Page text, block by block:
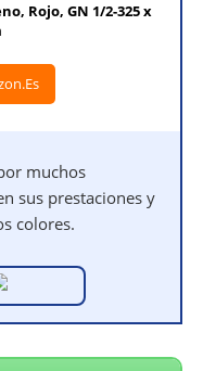
Rojo, GN 1/2-325 x
muchos
sus prestaciones y
colores.